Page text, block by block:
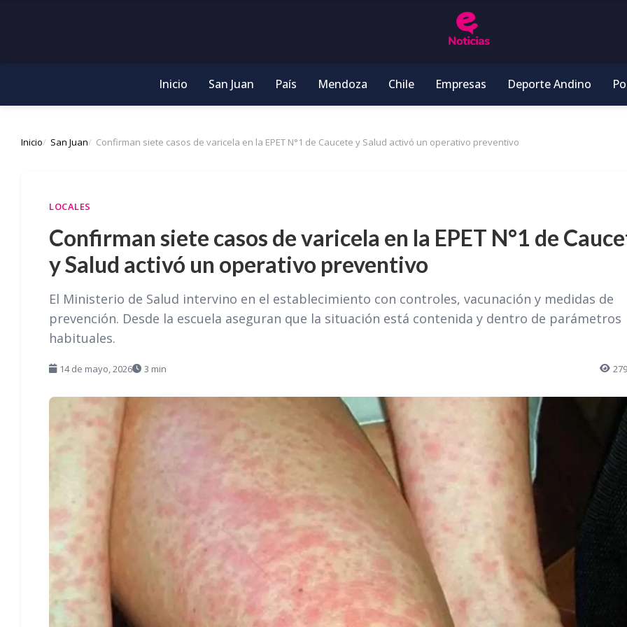
Inicio San Juan País Mendoza Chile Empresas Deporte Andino
Inicio San Juan Confirman siete casos de varicela en la EPET N°1 de Caucete y Salud activó un operativo preventivo
LOCALES
Confirman siete casos de varicela en la EPET N°1 de
y Salud activó un operativo preventivo
El Ministerio de Salud intervino en el establecimiento con controles, vacunación y medidas de
prevención. Desde la escuela aseguran que la situación está contenida y dentro de parámetros
habituales.
14 de mayo, 2026 3 min 279